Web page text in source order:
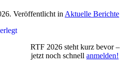
. Veröffentlicht in Aktuelle Berichte
RTF 2026 steht kurz bevor –
jetzt noch schnell anmelden!